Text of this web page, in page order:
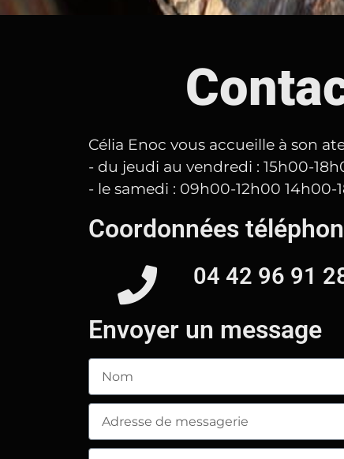
Célia Enoc vous accueille à son
- du jeudi au vendredi : 15h00-
- le samedi : 09h00-12h00 14h00-
Coordonnées
04 42 96 91
Envoyer un message